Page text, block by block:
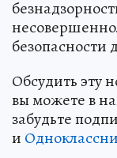
Обсудить эту
вы можете в
забудьте
и